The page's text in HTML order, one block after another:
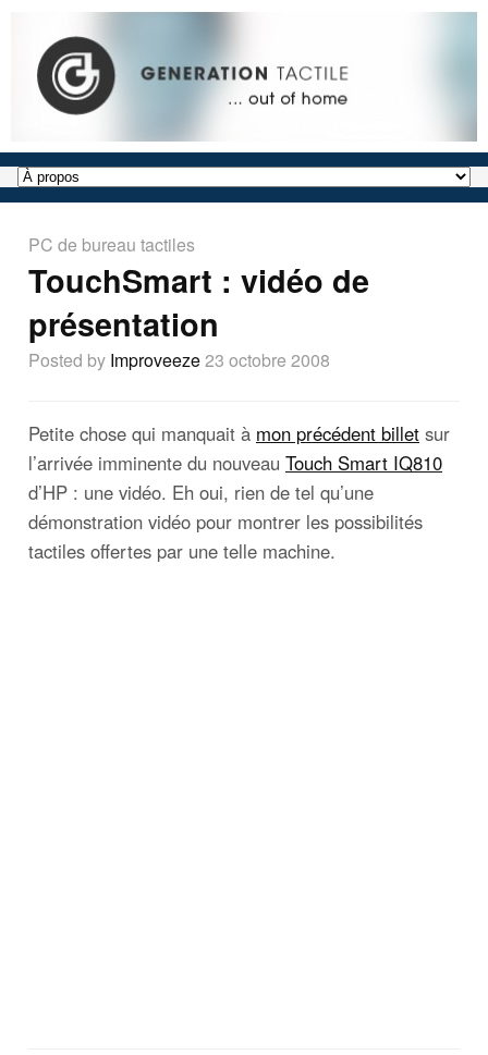
PC de bureau tactiles
TouchSmart : vidéo de
présentation
Posted by Improveeze23 octobre 2008
Petite chose qui manquait à mon précédent billet sur
l’arrivée imminente du nouveau Touch Smart IQ810
d’HP : une vidéo. Eh oui, rien de tel qu’une
démonstration vidéo pour montrer les possibilités
tactiles offertes par une telle machine.